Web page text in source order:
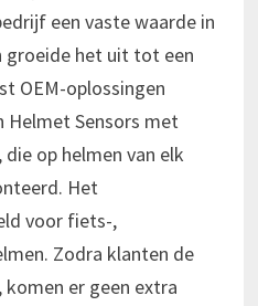
een vaste waarde in
het uit tot een
OEM-oplossingen
Helmet Sensors met
op helmen van elk
Het
voor fiets-,
Zodra klanten de
er geen extra